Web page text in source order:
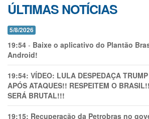
ÚLTIMAS NOTÍCIAS
5/8/2026
19:54 - Baixe o aplicativo do Plantão
Android!
19:54: VÍDEO: LULA DESPEDAÇA
APÓS ATAQUES!! RESPEITEM O
SERÁ BRUTAL!!!
19:15: Recuperação da Petrobras no